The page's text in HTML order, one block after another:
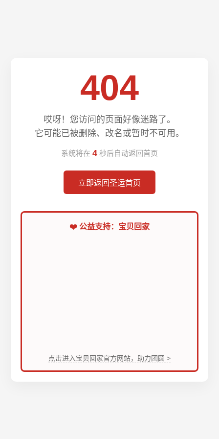
404
哎呀！您访问的页面好像迷路了。
它可能已被删除、改名或暂时不可用。
系统将在 4 秒后自动返回首页
立即返回圣运首页
❤️ 公益支持：宝贝回家
点击进入宝贝回家官方网站，助力团圆 >